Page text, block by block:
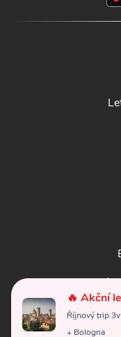
🔥 Akční
Říjnový trip
+ Bologna